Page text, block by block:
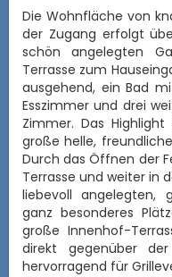
Die Wohnfläche von
der Zugang erfolgt
schön angelegten
Terrasse zum
ausgehend, ein Bad
Esszimmer und drei
Zimmer. Das
große helle,
Durch das Öffnen der
Terrasse und weiter in
liebevoll angelegten,
ganz besonderes
große Innenhof-
direkt gegenüber
hervorragend für